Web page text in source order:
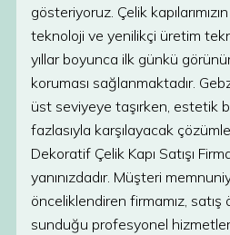
gösteriyoruz. Çelik
teknoloji ve yenilikçi üretim
yıllar boyunca ilk günkü
koruması sağlanmaktadır.
üst seviyeye taşırken, estetik
fazlasıyla karşılayacak
Dekoratif Çelik Kapı Satışı
yanınızdadır. Müşteri
önceliklendiren firmamız, satış
sunduğu profesyonel